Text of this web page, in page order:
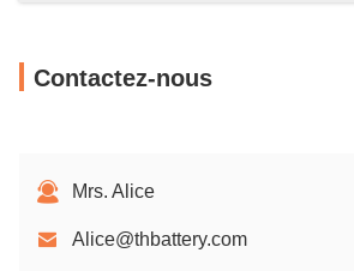
Contactez-nous
Mrs. Alice
Alice@thbattery.com